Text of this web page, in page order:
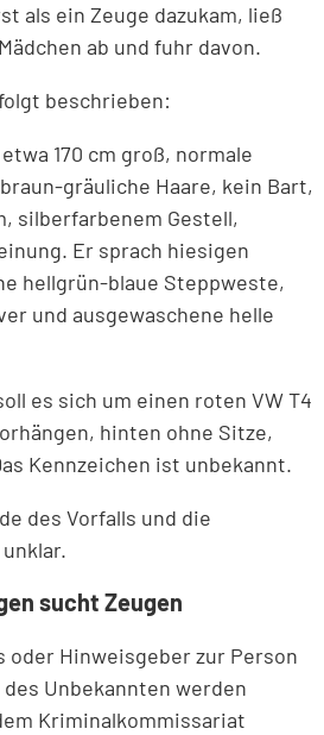
als ein Zeuge dazukam, ließ
ab und fuhr davon.
beschrieben:
170 cm groß, normale
gräuliche Haare, kein Bart,
silberfarbenem Gestell,
Er sprach hiesigen
hellgrün-blaue Steppweste,
und ausgewaschene helle
es sich um einen roten VW T4
hinten ohne Sitze,
Kennzeichen ist unbekannt.
des Vorfalls und die
sucht Zeugen
oder Hinweisgeber zur Person
Unbekannten werden
Kriminalkommissariat